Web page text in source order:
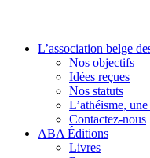
L’association belge
Nos objectifs
Idées reçues
Nos statuts
L’athéisme,
Contactez-nous
ABA Éditions
Livres